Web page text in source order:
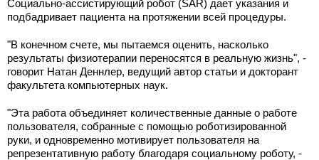
Социально-ассистирующий робот (SAR) дает указания и
подбадривает пациента на протяжении всей процедуры.
"В конечном счете, мы пытаемся оценить, насколько
результаты физиотерапии переносятся в реальную жизнь", -
говорит Натан Деннлер, ведущий автор статьи и докторант
факультета компьютерных наук.
"Эта работа объединяет количественные данные о работе
пользователя, собранные с помощью роботизированной
руки, и одновременно мотивирует пользователя на
репрезентативную работу благодаря социальному роботу, -